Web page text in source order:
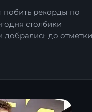
рекорды по
столбики
добрались до отметки